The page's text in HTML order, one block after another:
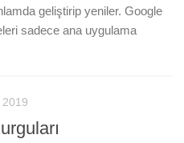
geliştirip yeniler. Google
sadece ana uygulama
2019